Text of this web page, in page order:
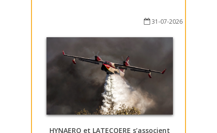
31-07-2026
HYNAERO et LATECOERE s’associent